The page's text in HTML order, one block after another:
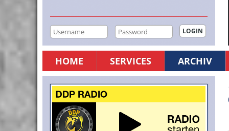
HOME SERVICES ARCHIV